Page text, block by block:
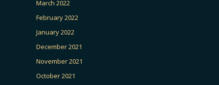
March 2022
February 2022
January 2022
December 2021
November 2021
October 2021